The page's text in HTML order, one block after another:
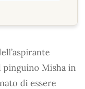
Misha in
di essere